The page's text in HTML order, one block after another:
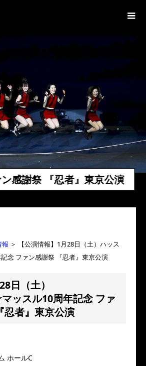
感謝祭 『忍者』東京公演
報 ＞ 【公演情報】1月28日（土）ハッス
念 ファン感謝祭 『忍者』東京公演
日（土）
ッスル10周年記念 ファ
忍者』東京公演
ホールC